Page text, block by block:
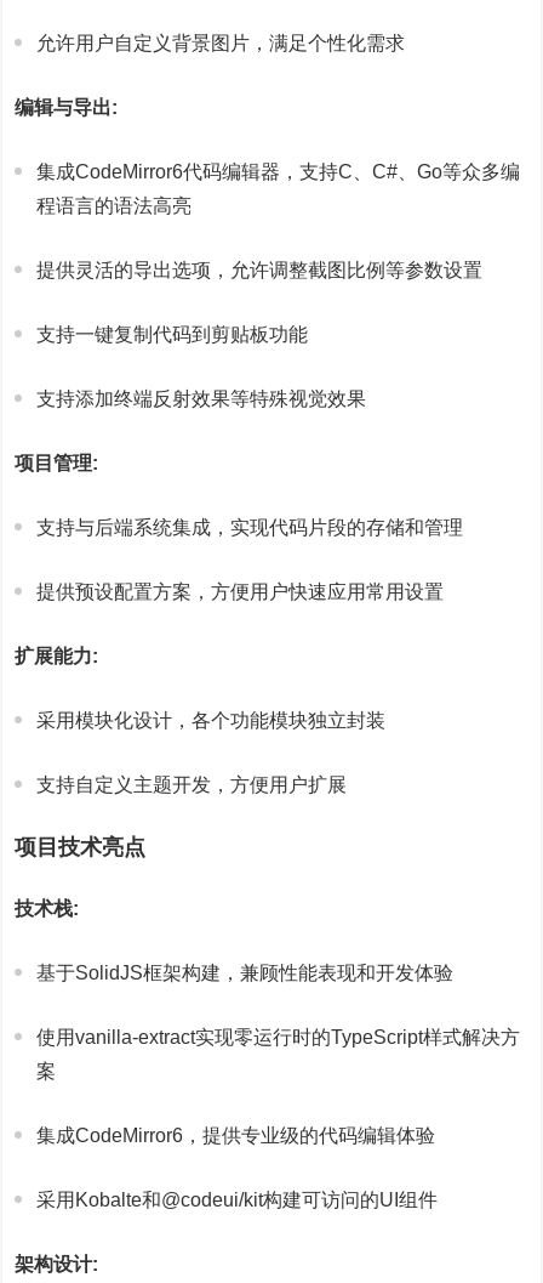
允许用户自定义背景图片，满足个性化需求
编辑与导出:
集成CodeMirror6代码编辑器，支持C、C#、Go等众多编
程语言的语法高亮
提供灵活的导出选项，允许调整截图比例等参数设置
支持一键复制代码到剪贴板功能
支持添加终端反射效果等特殊视觉效果
项目管理:
支持与后端系统集成，实现代码片段的存储和管理
提供预设配置方案，方便用户快速应用常用设置
扩展能力:
采用模块化设计，各个功能模块独立封装
支持自定义主题开发，方便用户扩展
项目技术亮点
技术栈:
基于SolidJS框架构建，兼顾性能表现和开发体验
使用vanilla-extract实现零运行时的TypeScript样式解决方
案
集成CodeMirror6，提供专业级的代码编辑体验
采用Kobalte和@codeui/kit构建可访问的UI组件
架构设计: